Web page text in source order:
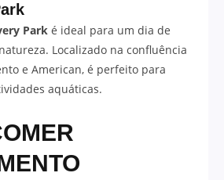
Park é ideal para um dia de
Localizado na confluência
e American, é perfeito para
aquáticas.